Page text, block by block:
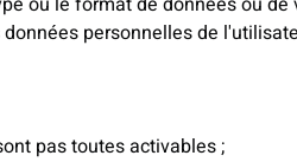
personnelles de
pas toutes activables ;